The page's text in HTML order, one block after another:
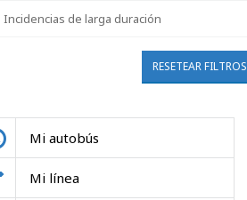
Incidencias de larga duración
RESETEAR FILTROS
Mi autobús
Mi línea